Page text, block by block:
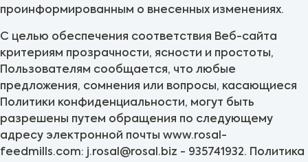
проинформированным о внесенных изменениях.
С целью обеспечения соответствия Веб-сайта
критериям прозрачности, ясности и простоты,
Пользователям сообщается, что любые
предложения, сомнения или вопросы, касающиеся
Политики конфиденциальности, могут быть
разрешены путем обращения по следующему
адресу электронной почты www.rosal-
feedmills.com: j.rosal@rosal.biz - 935741932. Политика